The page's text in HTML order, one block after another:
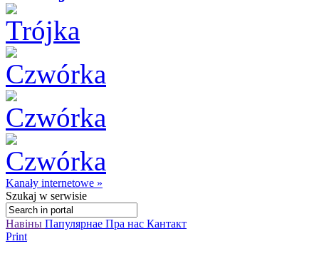
Kanały internetowe »
Szukaj w serwisie
Навіны Папулярнае Пра нас Кантакт
Print